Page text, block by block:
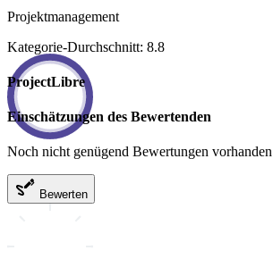
Projektmanagement
Kategorie-Durchschnitt: 8.8
ProjectLibre
Einschätzungen des Bewertenden
Noch nicht genügend Bewertungen vorhanden
Bewerten